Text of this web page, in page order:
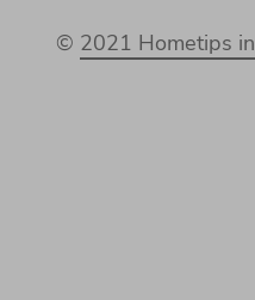
© 2021 Hometips